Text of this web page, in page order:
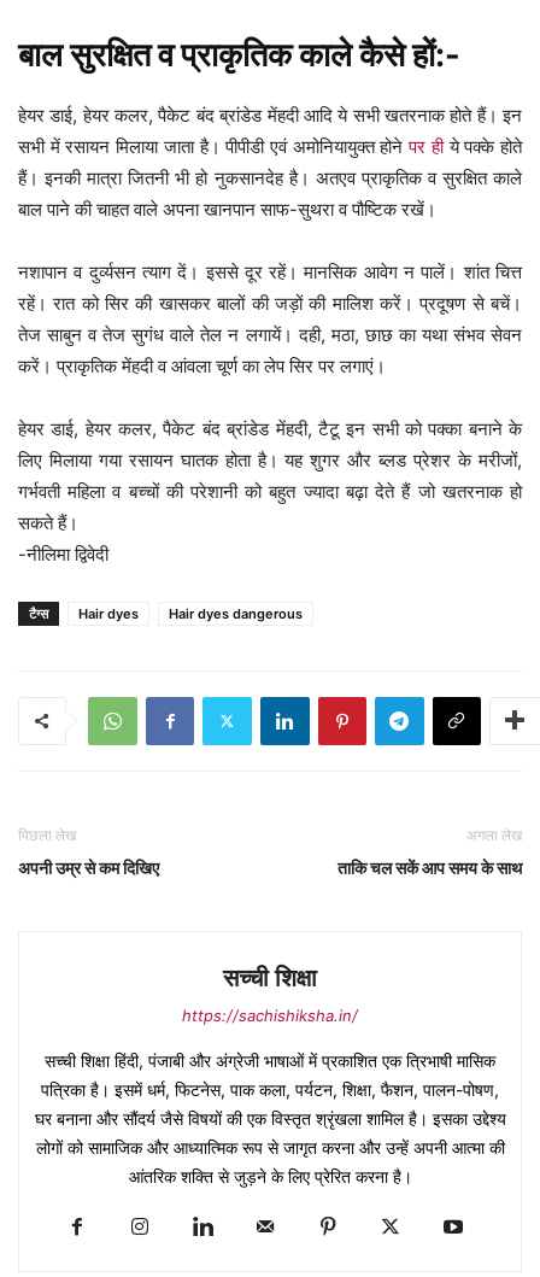
बाल सुरक्षित व प्राकृतिक काले कैसे हों:-
हेयर डाई, हेयर कलर, पैकेट बंद ब्रांडेड मेंहदी आदि ये सभी खतरनाक होते हैं। इन
सभी में रसायन मिलाया जाता है। पीपीडी एवं अमोनियायुक्त होनेपर हीये पक्के होते
हैं। इनकी मात्रा जितनी भी हो नुकसानदेह है। अतएव प्राकृतिक व सुरक्षित काले
बाल पाने की चाहत वाले अपना खानपान साफ-सुथरा व पौष्टिक रखें।
नशापान व दुर्व्यसन त्याग दें। इससे दूर रहें। मानसिक आवेग न पालें। शांत चित्त
रहें। रात को सिर की खासकर बालों की जड़ों की मालिश करें। प्रदूषण से बचें।
तेज साबुन व तेज सुगंध वाले तेल न लगायें। दही, मठा, छाछ का यथा संभव सेवन
करें। प्राकृतिक मेंहदी व आंवला चूर्ण का लेप सिर पर लगाएं।
हेयर डाई, हेयर कलर, पैकेट बंद ब्रांडेड मेंहदी, टैटू इन सभी को पक्का बनाने के
लिए मिलाया गया रसायन घातक होता है। यह शुगर और ब्लड प्रेशर के मरीजों,
गर्भवती महिला व बच्चों की परेशानी को बहुत ज्यादा बढ़ा देते हैं जो खतरनाक हो
सकते हैं।
-नीलिमा द्विवेदी
टैग्स Hair dyes Hair dyes dangerous
पिछला लेख
अपनी उम्र से कम दिखिए
अगला लेख
ताकि चल सकें आप समय के साथ
सच्ची शिक्षा
https://sachishiksha.in/
सच्ची शिक्षा हिंदी, पंजाबी और अंग्रेजी भाषाओं में प्रकाशित एक त्रिभाषी मासिक
पत्रिका है। इसमें धर्म, फिटनेस, पाक कला, पर्यटन, शिक्षा, फैशन, पालन-पोषण,
घर बनाना और सौंदर्य जैसे विषयों की एक विस्तृत श्रृंखला शामिल है। इसका उद्देश्य
लोगों को सामाजिक और आध्यात्मिक रूप से जागृत करना और उन्हें अपनी आत्मा की
आंतरिक शक्ति से जुड़ने के लिए प्रेरित करना है।